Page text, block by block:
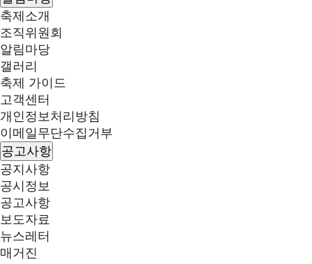
축제소개
조직위원회
알림마당
갤러리
축제 가이드
고객센터
개인정보처리방침
이메일무단수집거부
공고사항
공지사항
공시정보
공고사항
보도자료
뉴스레터
매거진